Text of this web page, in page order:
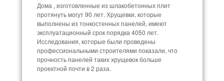
Дома , изготовленные из шлакобетонных плит
протянуть могут 90 лет. Хрущевки, которые
выполнены из тонкостенных панелей, имеют
эксплуатационный срок порядка 4050 лет.
Исследования, которые были проведены
профессиональными строителями показали, что
прочность панелей таких хрущевок больше
проектной почти в 2 раза.